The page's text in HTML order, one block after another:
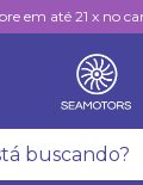
em até 21 x no